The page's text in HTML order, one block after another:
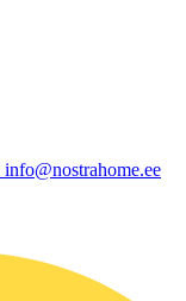
info@nostrahome.ee